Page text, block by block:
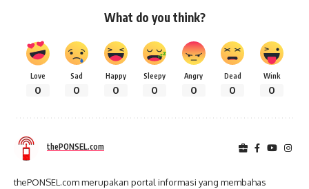
What do you think?
Love
0
Sad
0
Happy
0
Sleepy
0
Angry
0
Dead
0
Wink
0
thePONSEL.com
thePONSEL.com merupakan portal informasi yang membahas